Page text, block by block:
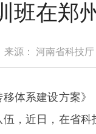
班在郑
来源： 河南省科技厅
系建设方案》
，近日，在省